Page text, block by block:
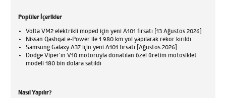
Popüler İçerikler
Volta VM2 elektrikli moped için yeni A101 fırsatı [13 Ağustos 2026]
Nissan Qashqai e-Power ile 1.980 km yol yapılarak rekor kırıldı
Samsung Galaxy A37 için yeni A101 fırsatı [Ağustos 2026]
Dodge Viper'ın V10 motoruyla donatılan özel üretim motosiklet
modeli 180 bin dolara satıldı
Nasıl Yapılır?